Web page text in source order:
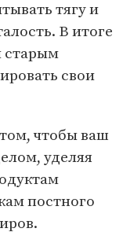
тягу и
В итоге
старым
свои
чтобы ваш
уделяя
постного